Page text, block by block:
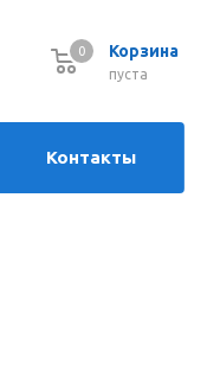
Корзина
0
пуста
0
Контакты